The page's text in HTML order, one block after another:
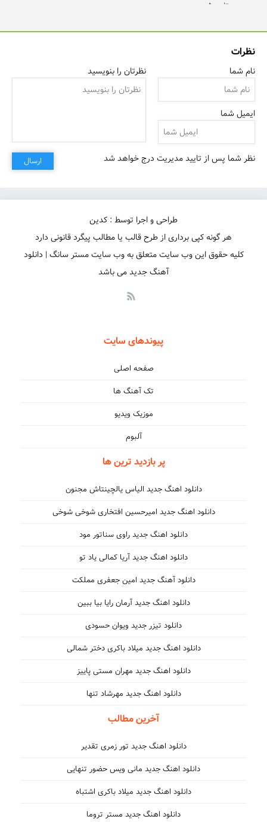
نظرات
نام شما
ایمیل شما
نظرتان را بنویسید
نظر شما پس از تایید مدیریت درج خواهد شد ارسال
طراحی و اجرا توسط : کدین
هر گونه کپی برداری از طرح قالب یا مطالب پیگرد قانونی دارد
کلیه حقوق این وب سایت متعلق به وب سایت مستر سانگ | دانلود
آهنگ جدید می باشد
پیوندهای سایت
صفحه اصلی
تک آهنگ ها
موزیک ویدیو
آلبوم
پر بازدید ترین ها
دانلود اهنگ جدید الیاس یالچینتاش مجنون
دانلود اهنگ جدید امیرحسین افتخاری شوخی شوخی
دانلود اهنگ جدید راوی سناتور مود
دانلود اهنگ جدید آریا کمالی یاد تو
دانلود آهنگ جدید امین جعفری مملکت
دانلود اهنگ جدید آرمان رایا بیا ببین
دانلود تیزر جدید ویوان حسودی
دانلود اهنگ جدید میلاد باکری دختر شمالی
دانلود اهنگ جدید مهران مستی پاییز
دانلود اهنگ جدید مهرشاد تنها
آخرین مطالب
دانلود اهنگ جدید تور زمری تقدیر
دانلود اهنگ جدید مانی ویس حضور تنهایی
دانلود اهنگ جدید میلاد باکری اشتباه
دانلود اهنگ جدید مستر تروما